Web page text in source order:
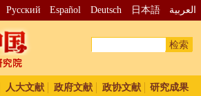
Pусский Español Deutsch 日本語 العربية
检索
人大文献 政府文献 政协文献 研究成果